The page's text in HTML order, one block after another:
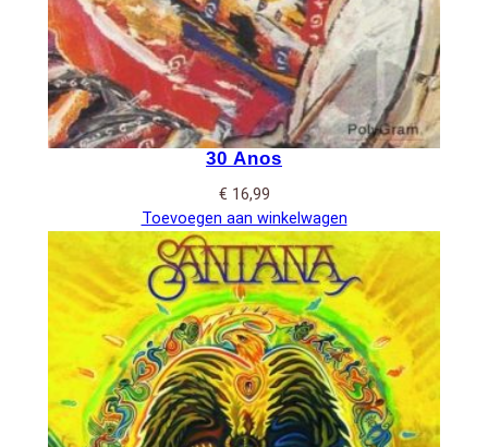
30 Anos
€ 16,99
Toevoegen aan winkelwagen